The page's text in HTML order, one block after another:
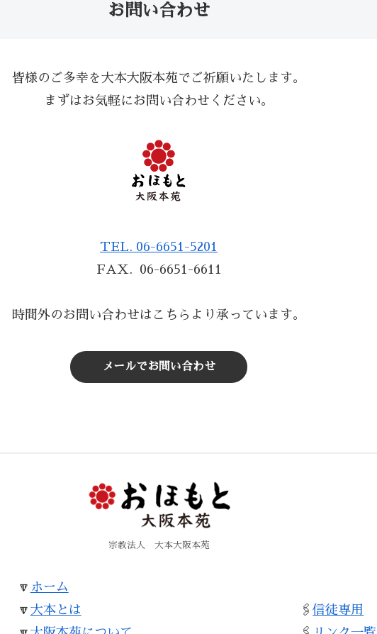
お問い合わせ
​皆様のご多幸を大本大阪本苑でご祈願いたします。
まずはお気軽にお問い合わせください。
TEL. 06-6651-5201
FAX. 06-6651-6611
時間外のお問い合わせはこちらより承っています。
メールでお問い合わせ
宗教法人 大本大阪本苑
🔽 ホーム
🔽 大本とは
​🖇信徒専用​